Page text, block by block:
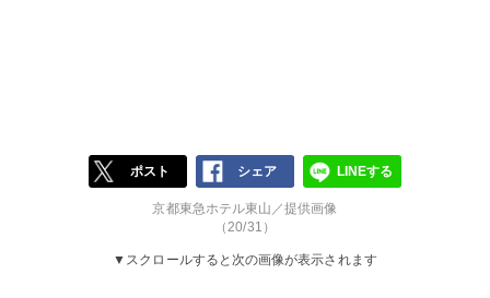
ポスト シェア LINEする
京都東急ホテル東山／提供画像
（20/31）
▼スクロールすると次の画像が表示されます